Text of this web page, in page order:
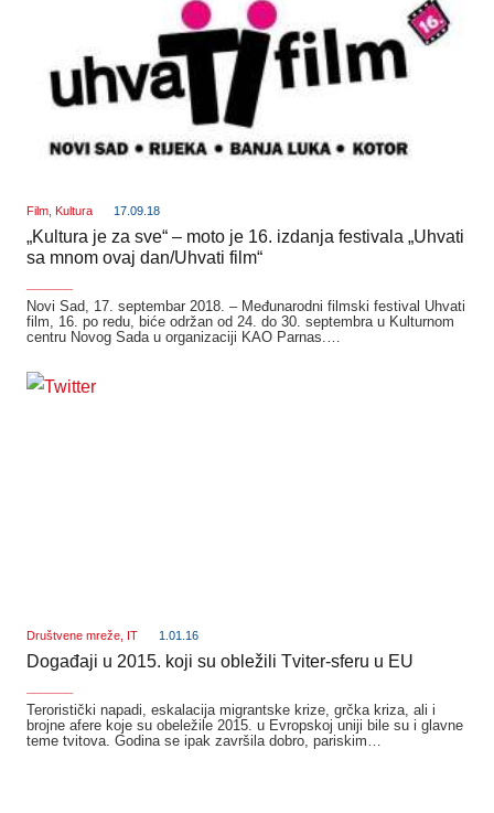
Film Kultura 17.09.18
„Kultura je za sve“ – moto je 16. izdanja festivala „Uhvati
sa mnom ovaj dan/Uhvati film“
Novi Sad, 17. septembar 2018. – Međunarodni filmski festival Uhvati
film, 16. po redu, biće održan od 24. do 30. septembra u Kulturnom
centru Novog Sada u organizaciji KAO Parnas.…
Društvene mreže IT 1.01.16
Događaji u 2015. koji su obležili Tviter-sferu u EU
Teroristički napadi, eskalacija migrantske krize, grčka kriza, ali i
brojne afere koje su obeležile 2015. u Evropskoj uniji bile su i glavne
teme tvitova. Godina se ipak završila dobro, pariskim…